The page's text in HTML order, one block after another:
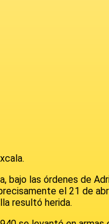
las órdenes de
el 21 de
resultó herida.